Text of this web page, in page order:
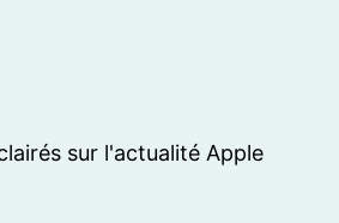
sur l'actualité Apple